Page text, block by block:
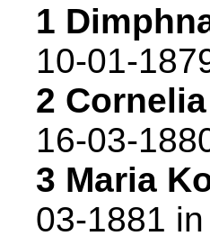
1
10-01-
2
16-03-
3 Maria
03-1881 in